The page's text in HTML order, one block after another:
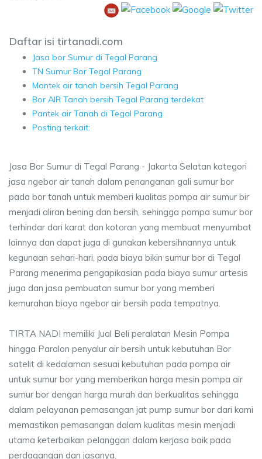
Daftar isi tirtanadi.com
Jasa bor Sumur di Tegal Parang
TN Sumur Bor Tegal Parang
Mantek air tanah bersih Tegal Parang
Bor AIR Tanah bersih Tegal Parang terdekat
Pantek air Tanah di Tegal Parang
Posting terkait:
Jasa Bor Sumur di Tegal Parang - Jakarta Selatan kategori
jasa ngebor air tanah dalam penanganan gali sumur bor
pada bor tanah untuk memberi kualitas pompa air sumur bir
menjadi aliran bening dan bersih, sehingga pompa sumur bor
terhindar dari karat dan kotoran yang membuat menyumbat
lainnya dan dapat juga di gunakan kebersihnannya untuk
kegunaan sehari-hari, pada biaya bikin sumur bor di Tegal
Parang menerima pengapikasian pada biaya sumur artesis
juga dan jasa pembuatan sumur bor yang memberi
kemurahan biaya ngebor air bersih pada tempatnya.
TIRTA NADI memiliki Jual Beli peralatan Mesin Pompa
hingga Paralon penyalur air bersih untuk kebutuhan Bor
satelit di kedalaman sesuai kebutuhan pada pompa air
untuk sumur bor yang memberikan harga mesin pompa air
sumur bor dengan harga murah dan berkualitas sehingga
dalam pelayanan pemasangan jat pump sumur bor dari kami
memastikan pemasangan dalam kualitas mesin menjadi
utama keterbaikan pelanggan dalam kerjasa baik pada
perdagangan dan jasanya.